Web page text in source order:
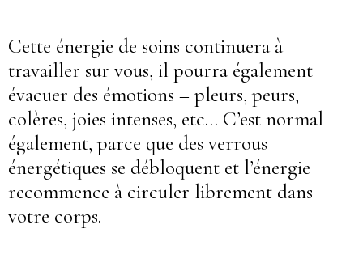
Cette énergie de soins continuera à
travailler sur vous, il pourra également
évacuer des émotions – pleurs, peurs,
colères, joies intenses, etc… C’est normal
également, parce que des verrous
énergétiques se débloquent et l’énergie
recommence à circuler librement dans
votre corps.